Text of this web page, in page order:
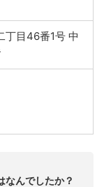
丁目46番1号 中
んでしたか？